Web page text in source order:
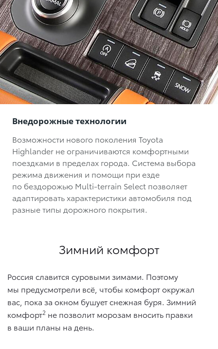
Внедорожные технологии
Возможности нового поколения Toyota
Highlander не ограничиваются комфортными
поездками в пределах города. Система выбора
режима движения и помощи при езде
по бездорожью Multi-terrain Select позволяет
адаптировать характеристики автомобиля под
разные типы дорожного покрытия.
Зимний комфорт
Россия славится суровыми зимами. Поэтому
мы предусмотрели всё, чтобы комфорт окружал
вас, пока за окном бушует снежная буря. Зимний
комфорт2 не позволит морозам вносить правки
в ваши планы на день.